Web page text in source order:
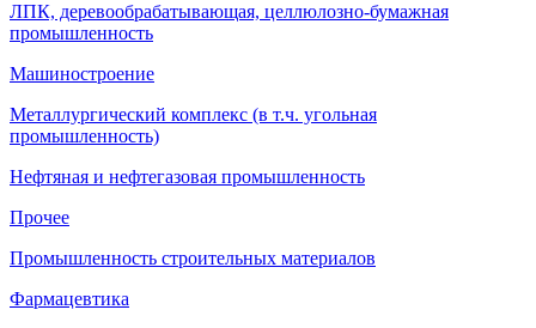
ЛПК, деревообрабатывающая, целлюлозно-бумажная
промышленность
Машиностроение
Металлургический комплекс (в т.ч. угольная
промышленность)
Нефтяная и нефтегазовая промышленность
Прочее
Промышленность строительных материалов
Фармацевтика